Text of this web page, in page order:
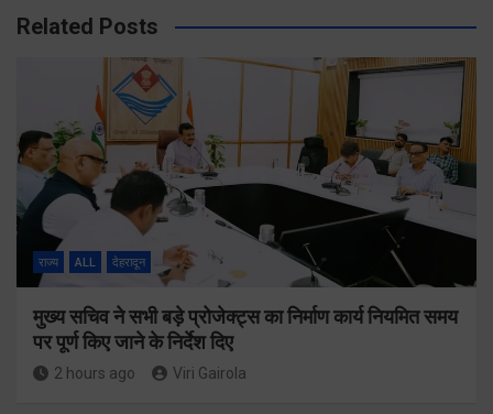
Related Posts
राज्य ALL देहरादून
मुख्य सचिव ने सभी बड़े प्रोजेक्ट्स का निर्माण कार्य नियमित समय
पर पूर्ण किए जाने के निर्देश दिए
2 hours ago Viri Gairola